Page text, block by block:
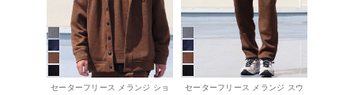
セーターフリース メランジ ショ
セーターフリース メランジ スウ